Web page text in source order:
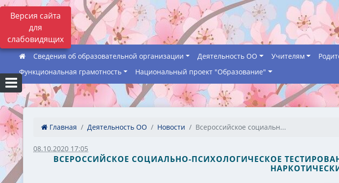
Версия сайта
для
слабовидящих
Сведения об образовательной организации Деятельность ОО Учителям
Функциональная грамотность
Национальный проект "Образование"
Главная Деятельность ОО Новости Всероссийское социальн...
08.10.2020 17:05
ВСЕРОССИЙСКОЕ СОЦИАЛЬНО-ПСИХОЛОГИЧЕСКОЕ